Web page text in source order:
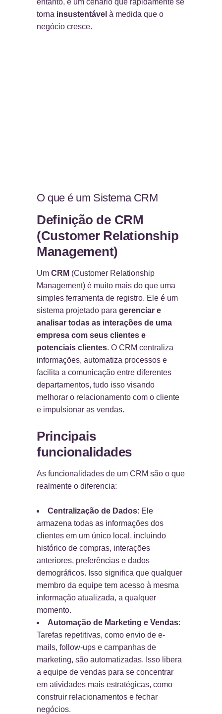
entanto, é um cenário que rapidamente se
torna insustentável à medida que o
negócio cresce.
O que é um Sistema CRM
Definição de CRM
(Customer Relationship
Management)
Um CRM (Customer Relationship
Management) é muito mais do que uma
simples ferramenta de registro. Ele é um
sistema projetado para gerenciar e
analisar todas as interações de uma
empresa com seus clientes e
potenciais clientes. O CRM centraliza
informações, automatiza processos e
facilita a comunicação entre diferentes
departamentos, tudo isso visando
melhorar o relacionamento com o cliente
e impulsionar as vendas.
Principais
funcionalidades
As funcionalidades de um CRM são o que
realmente o diferencia:
Centralização de Dados: Ele
armazena todas as informações dos
clientes em um único local, incluindo
histórico de compras, interações
anteriores, preferências e dados
demográficos. Isso significa que qualquer
membro da equipe tem acesso à mesma
informação atualizada, a qualquer
momento.
Automação de Marketing e Vendas:
Tarefas repetitivas, como envio de e-
mails, follow-ups e campanhas de
marketing, são automatizadas. Isso libera
a equipe de vendas para se concentrar
em atividades mais estratégicas, como
construir relacionamentos e fechar
negócios.